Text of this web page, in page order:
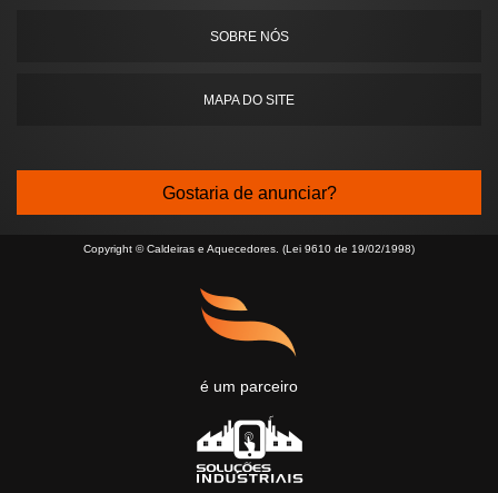
SOBRE NÓS
MAPA DO SITE
Gostaria de anunciar?
Copyright © Caldeiras e Aquecedores. (Lei 9610 de 19/02/1998)
é um parceiro